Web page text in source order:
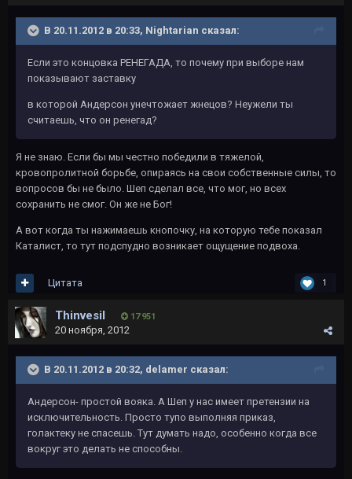
В 20.11.2012 в 20:33, Nightarian сказал:
Если это концовка РЕНЕГАДА, то почему при выборе нам
показывают заставку
в которой Андерсон унечтожает жнецов? Неужели ты
считаешь, что он ренегад?
Я не знаю. Если бы мы честно победили в тяжелой,
кровопролитной борьбе, опираясь на свои собственные силы, то
вопросов бы не было. Шеп сделал все, что мог, но всех
сохранить не смог. Он же не Бог!
А вот когда ты нажимаешь кнопочку, на которую тебе показал
Каталист, то тут подспудно возникает ощущение подвоха.
1
Цитата
Thinvesil 17 951
20 ноября, 2012
В 20.11.2012 в 20:32, delamer сказал:
Андерсон- простой вояка. А Шеп у нас имеет претензии на
исключительность. Просто тупо выполняя приказ,
голактеку не спасешь. Тут думать надо, особенно когда все
вокруг это делать не способны.